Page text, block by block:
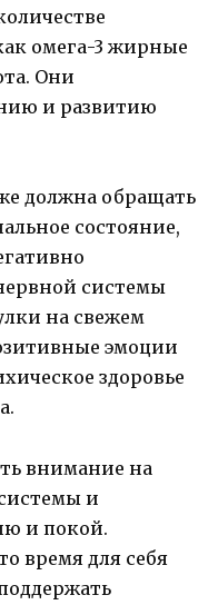
омега-3 жирные
Они
и развитию
должна обращать
состояние,
системы
на свежем
эмоции
здоровье
внимание на
и
и покой.
время для себя